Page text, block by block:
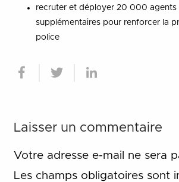
recruter et déployer 20 000 agents
supplémentaires pour renforcer la
police
Laisser un commentaire
Votre adresse e-mail ne sera
Les champs obligatoires sont